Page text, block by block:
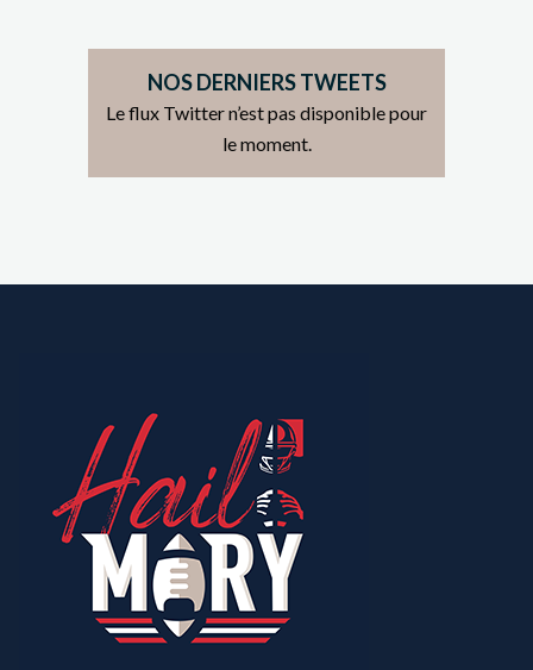
NOS DERNIERS TWEETS
Le flux Twitter n’est pas disponible pour
le moment.